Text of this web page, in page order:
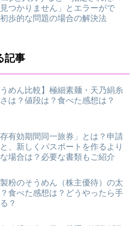
つかりません」とエラーがで
歩的な問題の場合の解決法
記事
うめん比較】極細素麺・天乃絹糸
は？値段は？食べた感想は？
存有効期間同一旅券」とは？申請
、新しくパスポートを作るより
場合は？必要な書類もご紹介
粉のそうめん（株主優待）の太
食べた感想は？どうやったら手
？